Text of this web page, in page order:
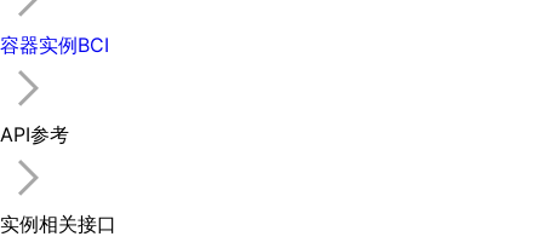
容器实例BCI
API参考
实例相关接口